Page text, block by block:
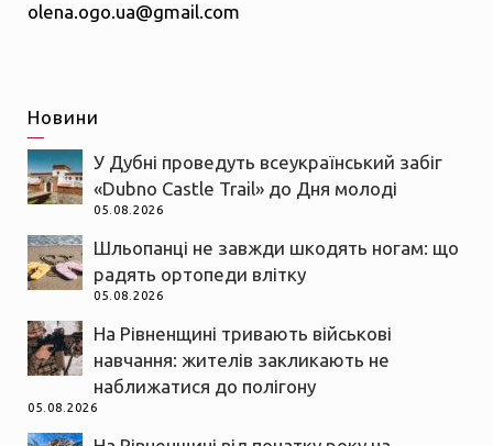
olena.ogo.ua@gmail.com
Новини
У Дубні проведуть всеукраїнський забіг
«Dubno Castle Trail» до Дня молоді
05.08.2026
Шльопанці не завжди шкодять ногам: що
радять ортопеди влітку
05.08.2026
На Рівненщині тривають військові
навчання: жителів закликають не
наближатися до полігону
05.08.2026